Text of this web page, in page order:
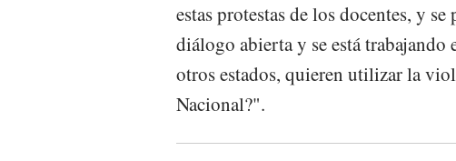
estas protestas de los docentes, y
diálogo abierta y se está trabajando
otros estados, quieren utilizar la
Nacional?".